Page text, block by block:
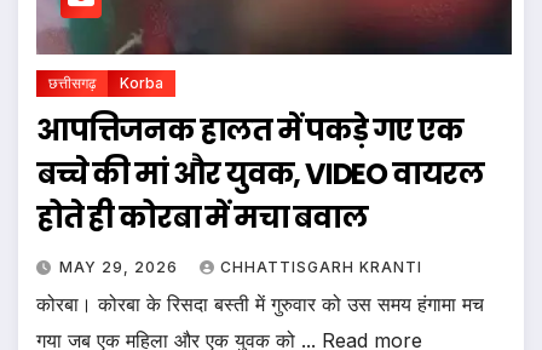
छत्तीसगढ़ Korba
आपत्तिजनक हालत में पकड़े गए एक
बच्चे की मां और युवक, VIDEO वायरल
होते ही कोरबा में मचा बवाल
MAY 29, 2026 CHHATTISGARH KRANTI
कोरबा। कोरबा के रिसदा बस्ती में गुरुवार को उस समय हंगामा मच
गया जब एक महिला और एक युवक को ... Read more